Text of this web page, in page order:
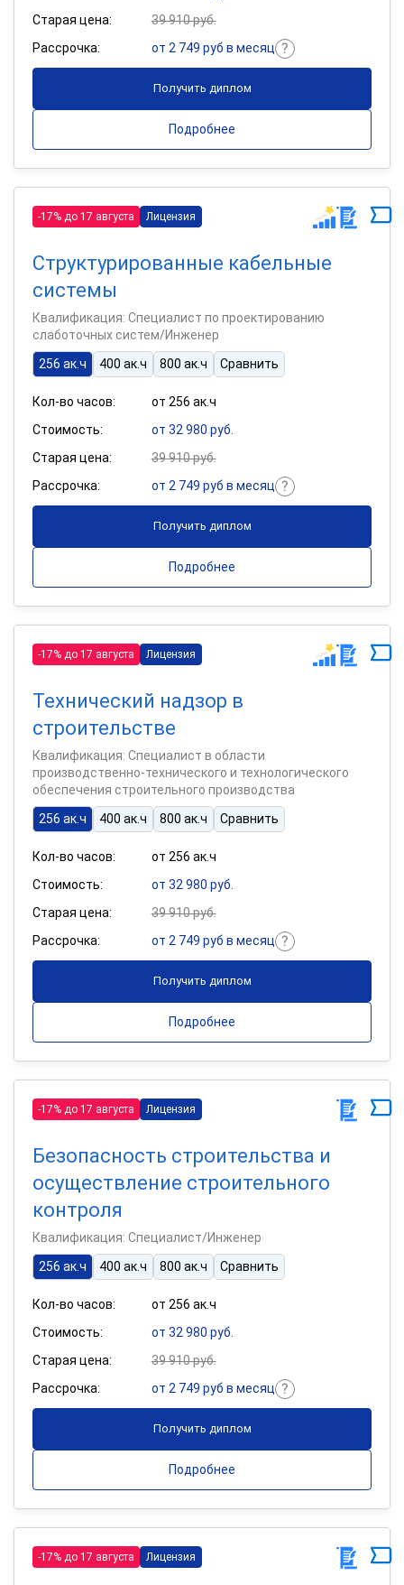
Старая цена:
39 910 руб.
Рассрочка:
от 2 749 руб в месяц
Получить диплом
Подробнее
-17% до 17 августа Лицензия
Структурированные кабельные
системы
Квалификация: Специалист по проектированию
слаботочных систем/Инженер
256 ак.ч
400 ак.ч 800 ак.ч Сравнить
Кол-во часов:
от 256 ак.ч
Стоимость:
от 32 980 руб.
Старая цена:
39 910 руб.
Рассрочка:
от 2 749 руб в месяц
Получить диплом
Подробнее
-17% до 17 августа Лицензия
Технический надзор в
строительстве
Квалификация: Специалист в области
производственно-технического и технологического
обеспечения строительного производства
256 ак.ч
400 ак.ч 800 ак.ч Сравнить
Кол-во часов:
от 256 ак.ч
Стоимость:
от 32 980 руб.
Старая цена:
39 910 руб.
Рассрочка:
от 2 749 руб в месяц
Получить диплом
Подробнее
-17% до 17 августа Лицензия
Безопасность строительства и
осуществление строительного
контроля
Квалификация: Специалист/Инженер
256 ак.ч
400 ак.ч 800 ак.ч Сравнить
Кол-во часов:
от 256 ак.ч
Стоимость:
от 32 980 руб.
Старая цена:
39 910 руб.
Рассрочка:
от 2 749 руб в месяц
Получить диплом
Подробнее
-17% до 17 августа Лицензия